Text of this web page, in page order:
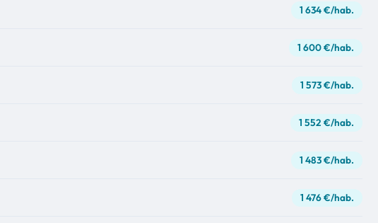
1 634 €/hab.
1 600 €/hab.
1 573 €/hab.
1 552 €/hab.
1 483 €/hab.
1 476 €/hab.